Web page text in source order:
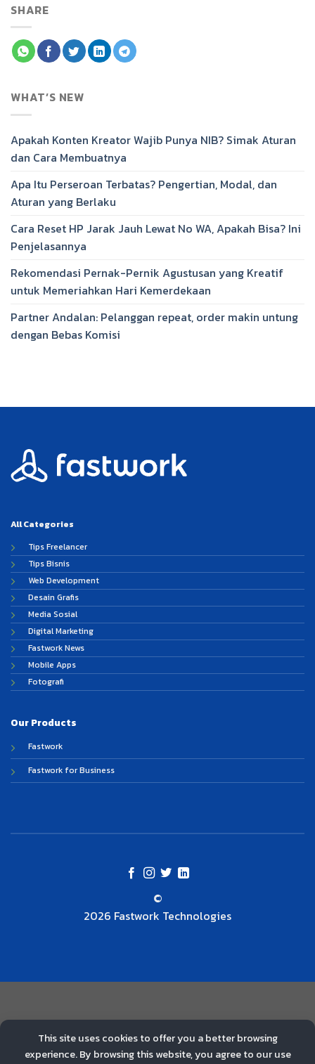
SHARE
WHAT’S NEW
Apakah Konten Kreator Wajib Punya NIB? Simak Aturan
dan Cara Membuatnya
Apa Itu Perseroan Terbatas? Pengertian, Modal, dan
Aturan yang Berlaku
Cara Reset HP Jarak Jauh Lewat No WA, Apakah Bisa? Ini
Penjelasannya
Rekomendasi Pernak-Pernik Agustusan yang Kreatif
untuk Memeriahkan Hari Kemerdekaan
Partner Andalan: Pelanggan repeat, order makin untung
dengan Bebas Komisi
All Categories
Tips Freelancer
Tips Bisnis
Web Development
Desain Grafis
Media Sosial
Digital Marketing
Fastwork News
Mobile Apps
Fotografi
Our Products
Fastwork
Fastwork for Business
©
2026 Fastwork Technologies
This site uses cookies to offer you a better browsing
experience. By browsing this website, you agree to our use